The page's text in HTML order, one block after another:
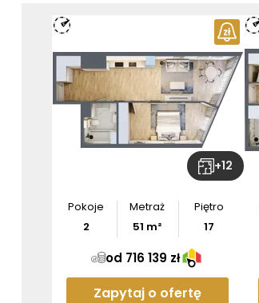
+12
Pokoje
2
Metraż
51 m²
Piętro
17
od 716 139 zł
Zapytaj o ofertę